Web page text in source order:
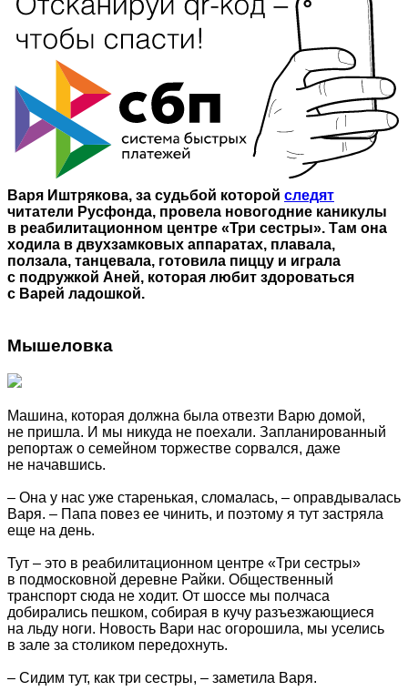
Варя Иштрякова, за судьбой которой следят
читатели Русфонда, провела новогодние каникулы
в реабилитационном центре «Три сестры». Там она
ходила в двухзамковых аппаратах, плавала,
ползала, танцевала, готовила пиццу и играла
с подружкой Аней, которая любит здороваться
с Варей ладошкой.
Мышеловка
Машина, которая должна была отвезти Варю домой,
не пришла. И мы никуда не поехали. Запланированный
репортаж о семейном торжестве сорвался, даже
не начавшись.
– Она у нас уже старенькая, сломалась, – оправдывалась
Варя. – Папа повез ее чинить, и поэтому я тут застряла
еще на день.
Тут – это в реабилитационном центре «Три сестры»
в подмосковной деревне Райки. Общественный
транспорт сюда не ходит. От шоссе мы полчаса
добирались пешком, собирая в кучу разъезжающиеся
на льду ноги. Новость Вари нас огорошила, мы уселись
в зале за столиком передохнуть.
– Сидим тут, как три сестры, – заметила Варя.